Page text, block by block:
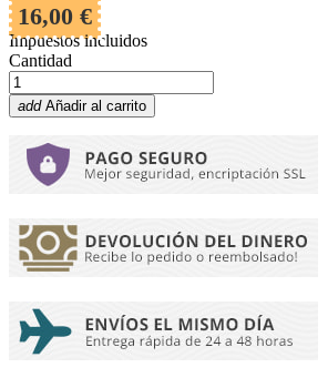
16,00 €
Impuestos incluidos
Cantidad
add Añadir al carrito